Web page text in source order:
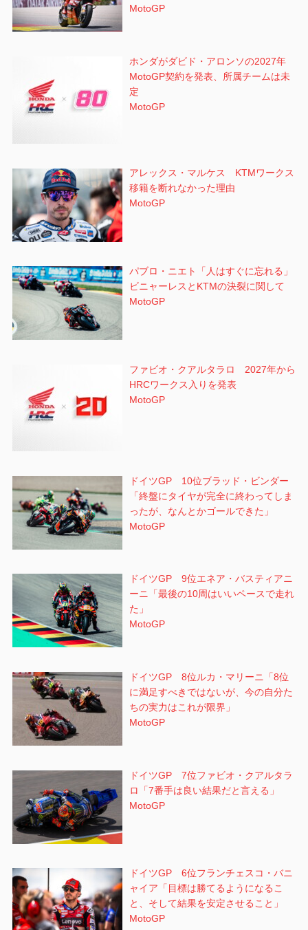
MotoGP
ホンダがダビド・アロンソの2027年
MotoGP契約を発表、所属チームは未
定
MotoGP
アレックス・マルケス KTMワークス
移籍を断れなかった理由
MotoGP
パブロ・ニエト「人はすぐに忘れる」
ビニャーレスとKTMの決裂に関して
MotoGP
ファビオ・クアルタラロ 2027年から
HRCワークス入りを発表
MotoGP
ドイツGP 10位ブラッド・ビンダー
「終盤にタイヤが完全に終わってしま
ったが、なんとかゴールできた」
MotoGP
ドイツGP 9位エネア・バスティアニ
ーニ「最後の10周はいいペースで走れ
た」
MotoGP
ドイツGP 8位ルカ・マリーニ「8位
に満足すべきではないが、今の自分た
ちの実力はこれが限界」
MotoGP
ドイツGP 7位ファビオ・クアルタラ
ロ「7番手は良い結果だと言える」
MotoGP
ドイツGP 6位フランチェスコ・バニ
ャイア「目標は勝てるようになるこ
と、そして結果を安定させること」
MotoGP